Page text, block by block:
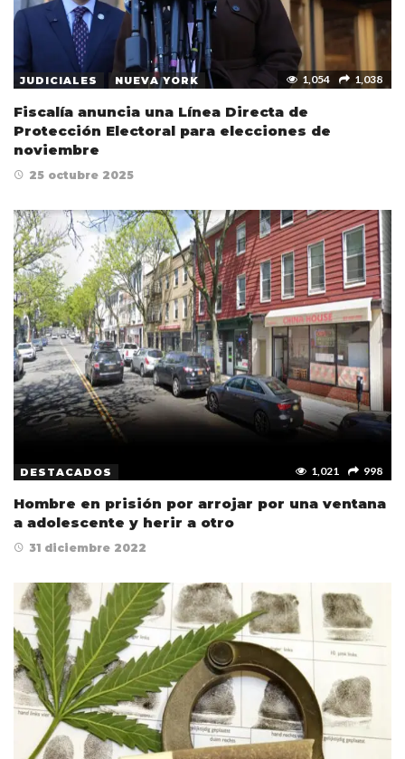
JUDICIALES NUEVA YORK 1,054 1,038
Fiscalía anuncia una Línea Directa de
Protección Electoral para elecciones de
noviembre
25 octubre 2025
DESTACADOS 1,021 998
Hombre en prisión por arrojar por una ventana
a adolescente y herir a otro
31 diciembre 2022